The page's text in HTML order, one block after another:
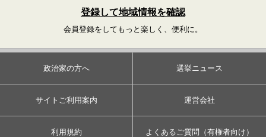
登録して地域情報を確認
会員登録をしてもっと楽しく、便利に。
政治家の方へ 選挙ニュース
サイトご利用案内 運営会社
利用規約 よくあるご質問（有権者向け）